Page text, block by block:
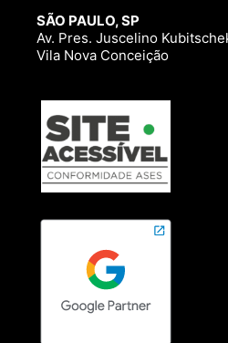
SÃO PAULO, SP
Av. Pres. Juscelino
Vila Nova Conceição